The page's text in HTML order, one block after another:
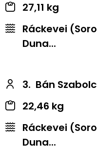
27,11 kg
Ráckevei
Duna...
3. Bán
22,46 kg
Ráckevei
Duna...